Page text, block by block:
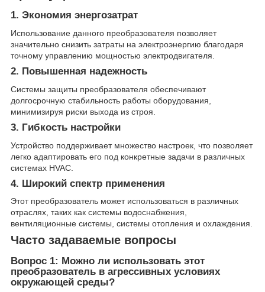
1. Экономия энергозатрат
Использование данного преобразователя позволяет
значительно снизить затраты на электроэнергию благодаря
точному управлению мощностью электродвигателя.
2. Повышенная надежность
Системы защиты преобразователя обеспечивают
долгосрочную стабильность работы оборудования,
минимизируя риски выхода из строя.
3. Гибкость настройки
Устройство поддерживает множество настроек, что позволяет
легко адаптировать его под конкретные задачи в различных
системах HVAC.
4. Широкий спектр применения
Этот преобразователь может использоваться в различных
отраслях, таких как системы водоснабжения,
вентиляционные системы, системы отопления и охлаждения.
Часто задаваемые вопросы
Вопрос 1: Можно ли использовать этот
преобразователь в агрессивных условиях
окружающей среды?